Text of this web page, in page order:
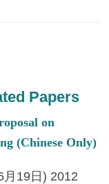
Papers
on
(Chinese Only)
19日) 2012